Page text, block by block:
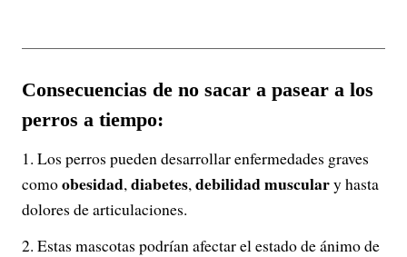
Consecuencias de no sacar a pasear a los
perros a tiempo:
Los perros pueden desarrollar enfermedades graves
comoobesidad,diabetes,debilidad musculary hasta
dolores de articulaciones.
Estas mascotas podrían afectar el estado de ánimo de